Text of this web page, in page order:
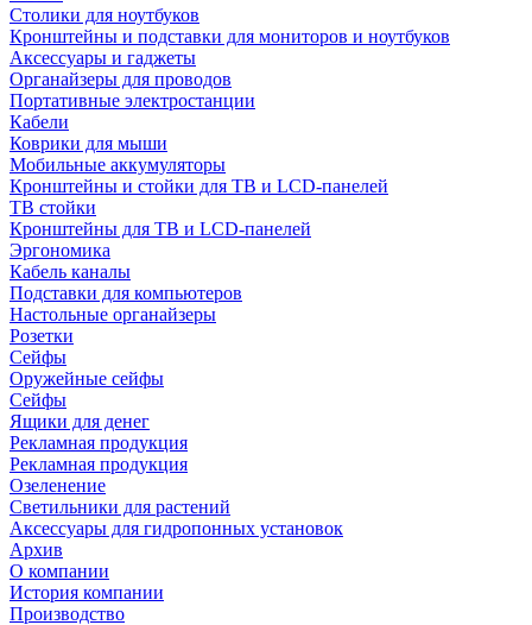
Столики для ноутбуков
Кронштейны и подставки для мониторов и ноутбуков
Аксессуары и гаджеты
Органайзеры для проводов
Портативные электростанции
Кабели
Коврики для мыши
Мобильные аккумуляторы
Кронштейны и стойки для ТВ и LCD-панелей
ТВ стойки
Кронштейны для ТВ и LCD-панелей
Эргономика
Кабель каналы
Подставки для компьютеров
Настольные органайзеры
Розетки
Сейфы
Оружейные сейфы
Сейфы
Ящики для денег
Рекламная продукция
Рекламная продукция
Озеленение
Светильники для растений
Аксессуары для гидропонных установок
Архив
О компании
История компании
Производство